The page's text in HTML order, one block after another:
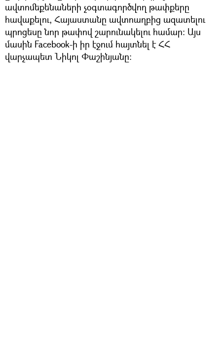
ավտոմեքենաների չօգտագործվող թափքերը
հավաքելու, Հայաստանը ավտոաղբից ազատելու
պրոցեսը նոր թափով շարունակելու համար: Այս
մասին Facebook-ի իր էջում հայտնել է ՀՀ
վարչապետ Նիկոլ Փաշինյանը։